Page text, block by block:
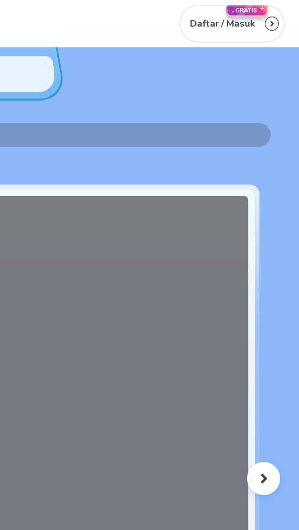
Daftar / Masuk